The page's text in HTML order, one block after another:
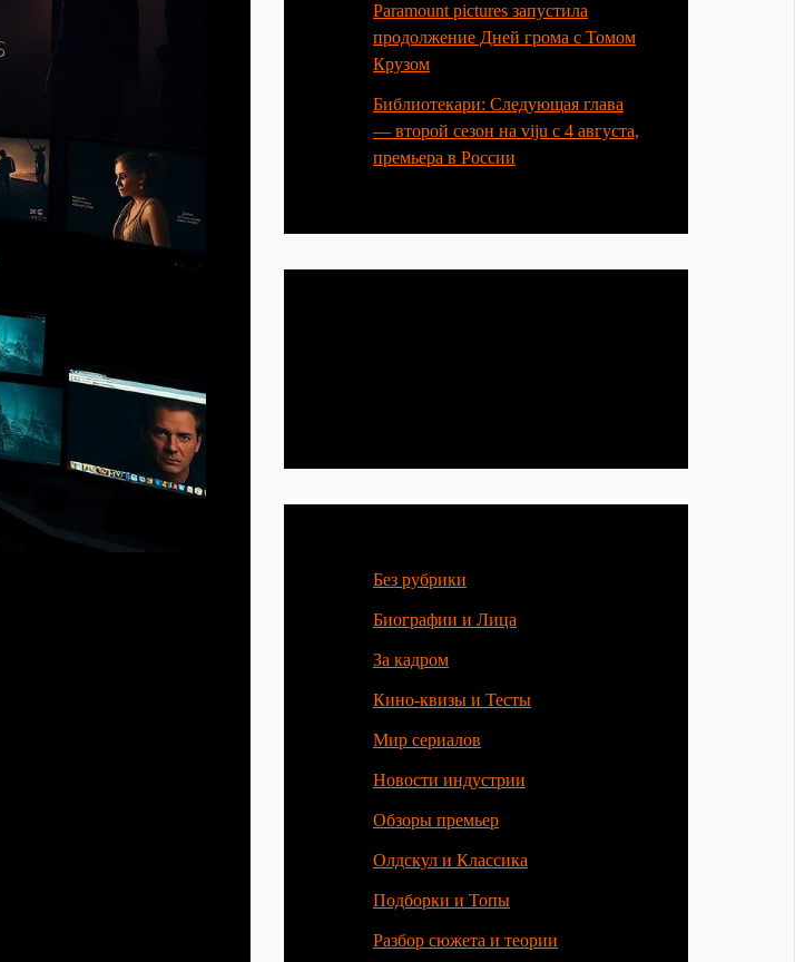
Paramount pictures запустила
продолжение Дней грома с Томом
Крузом
Библиотекари: Следующая глава
— второй сезон на viju с 4 августа,
премьера в России
Без рубрики
Биографии и Лица
За кадром
Кино-квизы и Тесты
Мир сериалов
Новости индустрии
Обзоры премьер
Олдскул и Классика
Подборки и Топы
Разбор сюжета и теории